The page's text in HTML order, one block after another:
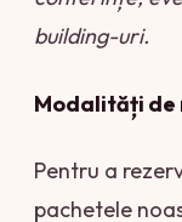
building-uri.
Modalități de
Pentru a
pachetele